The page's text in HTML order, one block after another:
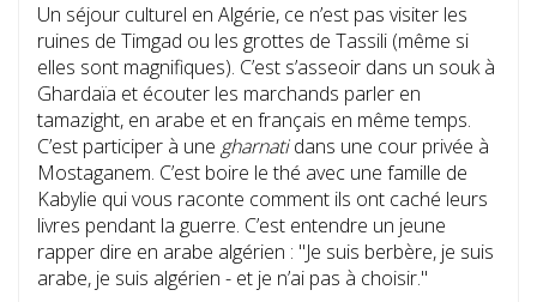
Un séjour culturel en Algérie, ce n’est pas visiter les
ruines de Timgad ou les grottes de Tassili (même si
elles sont magnifiques). C’est s’asseoir dans un souk à
Ghardaïa et écouter les marchands parler en
tamazight, en arabe et en français en même temps.
C’est participer à une gharnatidans une cour privée à
Mostaganem. C’est boire le thé avec une famille de
Kabylie qui vous raconte comment ils ont caché leurs
livres pendant la guerre. C’est entendre un jeune
rapper dire en arabe algérien : "Je suis berbère, je suis
arabe, je suis algérien - et je n’ai pas à choisir."